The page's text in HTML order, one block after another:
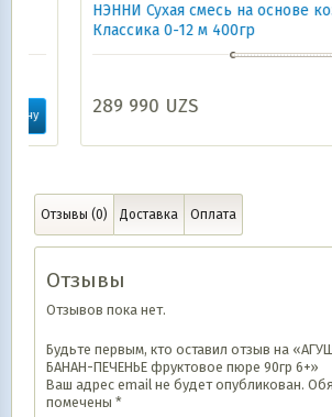
НЭННИ Сухая смесь на основе
Классика 0-12 м 400гр
289 990 UZS
Отзывы (0) Доставка Оплата
Отзывы
Отзывов пока нет.
Будьте первым, кто оставил отзыв на
БАНАН-ПЕЧЕНЬЕ фруктовое пюре 90гр 6+»
Ваш адрес email не будет опубликован.
помечены *